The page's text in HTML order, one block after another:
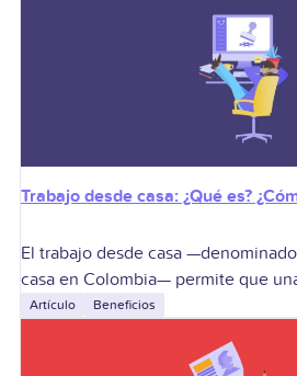
Trabajo desde casa: ¿Qué es?
El trabajo desde casa
casa en Colombia— permite que
temporalmente sus funciones fuera
Artículo Beneficios